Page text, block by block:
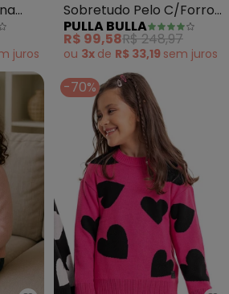
juros
Sobretudo Pelo C/Forro
(Rosa)
PULLA BULLA
R$ 99,58R$ 248,97
ou 3x de R$ 33,19 sem juros
-70%